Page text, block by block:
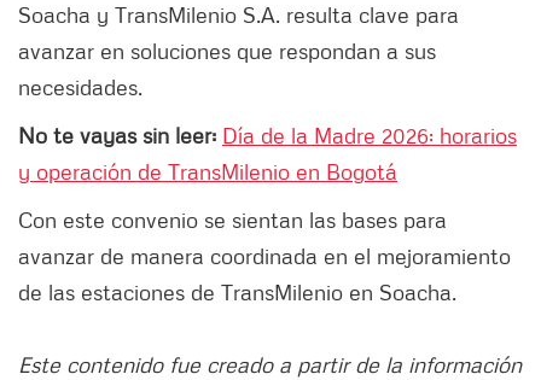
Soacha y TransMilenio S.A. resulta clave para
avanzar en soluciones que respondan a sus
necesidades.
No te vayas sin leer: Día de la Madre 2026: horarios
y operación de TransMilenio en Bogotá
Con este convenio se sientan las bases para
avanzar de manera coordinada en el mejoramiento
de las estaciones de TransMilenio en Soacha.
Este contenido fue creado a partir de la información